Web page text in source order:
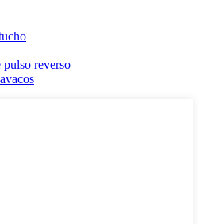
pulso reverso